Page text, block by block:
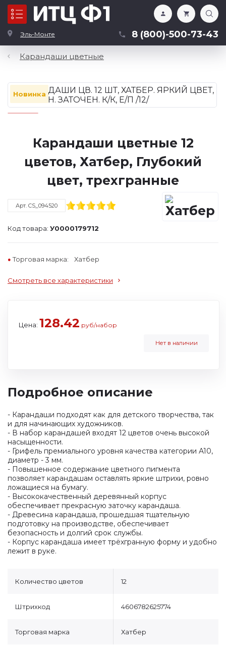
Эль-Монте 8 (800)-500-73-43
Каталог
Карандаши цветные
Новинка
Карандаши цветные 12
цветов, Хатбер, Глубокий
цвет, трехгранные
Арт. CS_094520
Код товара: У0000179712
Торговая марка: Хатбер
Смотреть все характеристики
Цена: 128.42 руб/набор
Нет в наличии
Подробное описание
- Карандаши подходят как для детского творчества, так
и для начинающих художников.
- В набор карандашей входят 12 цветов очень высокой
насыщенности.
- Грифель премиального уровня качества категории A10,
диаметр - 3 мм.
- Повышенное содержание цветного пигмента
позволяет карандашам оставлять яркие штрихи, ровно
ложащиеся на бумагу.
- Высококачественный деревянный корпус
обеспечивает прекрасную заточку карандаша.
- Древесина карандаша, прошедшая тщательную
подготовку на производстве, обеспечивает
безопасность и долгий срок службы.
- Корпус карандаша имеет трёхгранную форму и удобно
лежит в руке.
Количество цветов 12
Штрихкод 4606782625774
Торговая марка Хатбер